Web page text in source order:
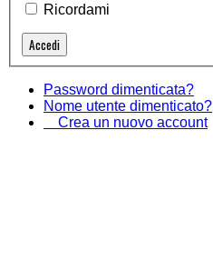
Ricordami
Password dimenticata?
Nome utente dimenticato?
Crea un nuovo account